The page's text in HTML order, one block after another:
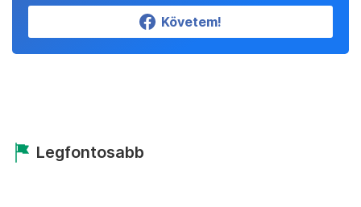
Követem!
Legfontosabb